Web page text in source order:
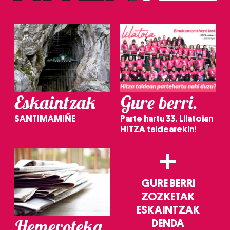
Eskaintzak
SANTIMAMIÑE
Gure berri.
Parte hartu 33. Lilatoian
HITZA taldearekin!
+
GURE BERRI
ZOZKETAK
ESKAINTZAK
DENDA